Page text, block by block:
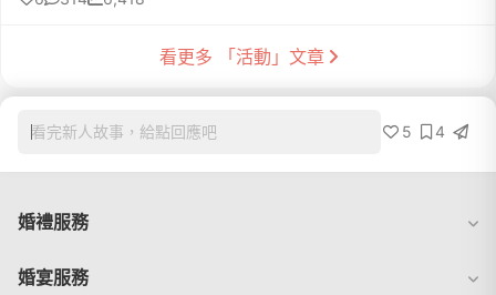
看更多 「活動」文章
看完新人故事，給點回應吧 5 4
婚禮服務
婚宴服務